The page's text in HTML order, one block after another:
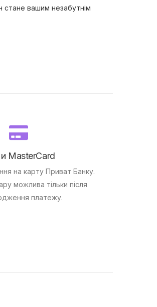
стане вашим незабутнім
MasterCard
на карту Приват Банку.
можлива тільки після
платежу.